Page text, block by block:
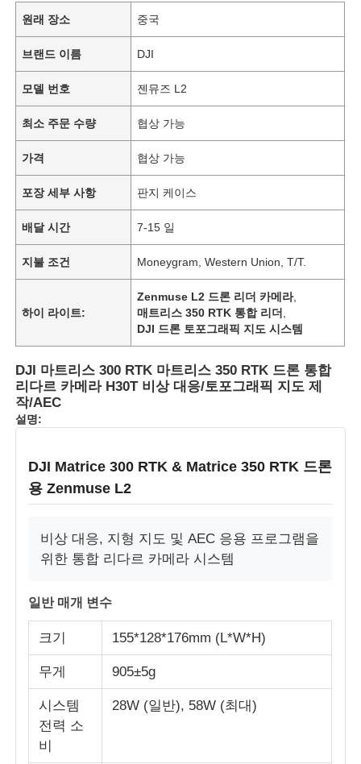
원래 장소 중국
브랜드 이름 DJI
모델 번호 젠뮤즈 L2
최소 주문 수량 협상 가능
가격 협상 가능
포장 세부 사항 판지 케이스
배달 시간 7-15 일
지불 조건 Moneygram, Western Union, T/T.
하이 라이트:
Zenmuse L2 드론 리더 카메라,
매트리스 350 RTK 통합 리더
DJI 드론 토포그래픽 지도 시스템
DJI 마트리스 300 RTK 마트리스 350 RTK 드론 통합
리다르 카메라 H30T 비상 대응/토포그래픽 지도 제
작/AEC
설명:
DJI Matrice 300 RTK & Matrice 350 RTK 드론
용 Zenmuse L2
비상 대응, 지형 지도 및 AEC 응용 프로그램을
위한 통합 리다르 카메라 시스템
일반 매개 변수
크기 155*128*176mm (L*W*H)
무게 905±5g
시스템
전력 소
비
28W (일반), 58W (최대)